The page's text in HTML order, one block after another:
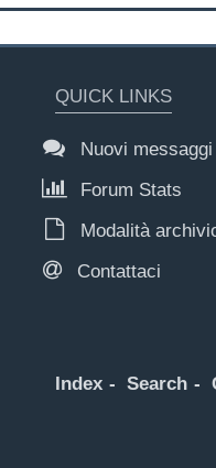
QUICK LINKS
Nuovi messaggi
Forum Stats
Modalità
Contattaci
Index Search